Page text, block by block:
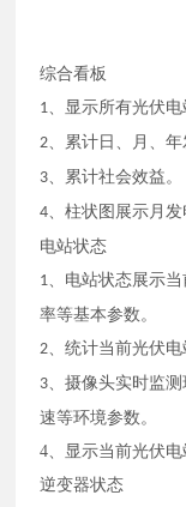
综合看板
1 、显示所有光伏
2 、累计日、月、
3 、累计社会效益。
4 、柱状图展示月
电站状态
1 、电站状态展示
率等基本参数。
2 、统计当前光伏
3 、摄像头实时监
速等环境参数。
4、 显示当前光伏电
逆变器状态